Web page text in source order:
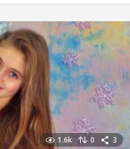
1.6k 0 3